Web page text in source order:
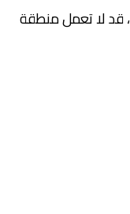
، قد لا تعمل منطقة